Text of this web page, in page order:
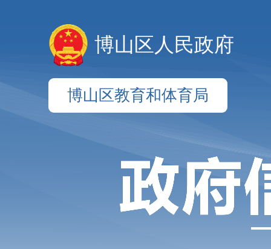
博山区人民政府
博山区教育和体育局